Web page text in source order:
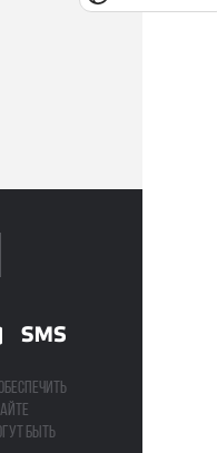
быть